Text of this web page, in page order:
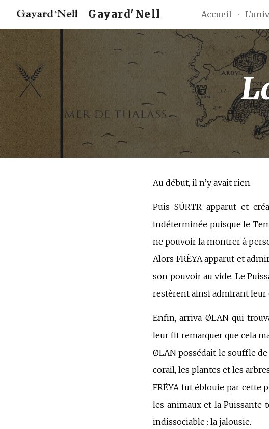
Skip to main
Gayard'Nell Accueil
Au début, il n’y avait rien.
Puis SÚRTR apparut et
indéterminée puisque le
ne pouvoir la montrer à
Alors FRËYA apparut et
son pouvoir au vide. LeP
restèrent ainsi admirant
Enfin, arriva ØLAN qui
leur fit remarquer que cela
ØLAN possédait le souffle
corail, les plantes et les
FRËYA fut éblouie par cette
les animaux et la Puissante
indissociable : la jalousie.